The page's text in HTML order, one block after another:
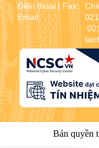
Điện thoại | Fax:
Email:
Bản quyền